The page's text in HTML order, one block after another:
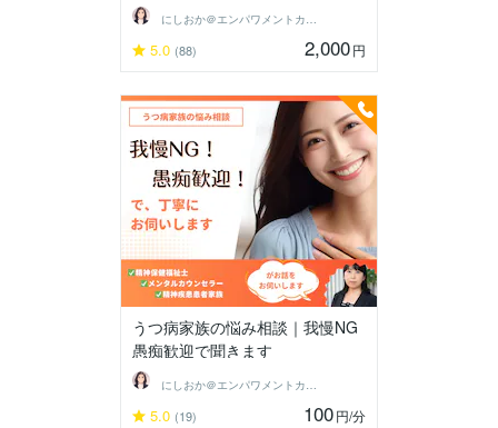
にしおか＠エンパワメントカウンセラー
5.0 (88) 2,000円
うつ病家族の悩み相談｜我慢NG
愚痴歓迎で聞きます
5.0 (19) 100円/分